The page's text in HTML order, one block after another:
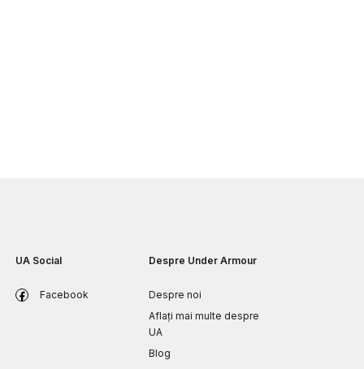
UA Social
Facebook
Despre Under Armour
Despre noi
Aflați mai multe despre
UA
Blog